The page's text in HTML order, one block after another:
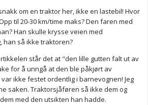
om en traktor her, ikke en lastebil! Hvor
til 20-30 km/time maks? Den faren med
Han skulle krysse veien med
han så ikke traktoren?
står det at "den lille gutten falt ut av
for å unngå at den ble påkjørt av
ikke festet ordentlig i barnevognen! Jeg
saken. Traktorsjåføren så ikke dem og
med den utsikten han hadde.